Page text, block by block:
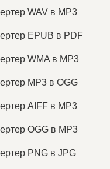
WAV в MP3
EPUB в PDF
WMA в MP3
MP3 в OGG
AIFF в MP3
OGG в MP3
PNG в JPG